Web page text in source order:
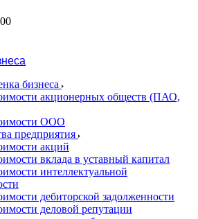
бизнеса
акционерных обществ (ПАО,
ООО
предприятия
акций
вклада в уставный капитал
интеллектуальной
дебиторской задолженности
деловой репутации